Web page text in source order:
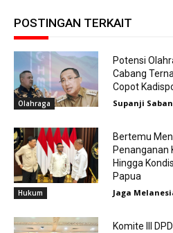
POSTINGAN TERKAIT
Olahraga
Potensi
Cabang
Copot
Supanji Saban
Hukum
Bertemu
Penanganan
Hingga
Papua
Jaga
Komite III